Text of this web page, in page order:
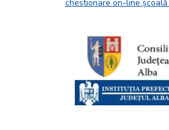
chestionare on-line